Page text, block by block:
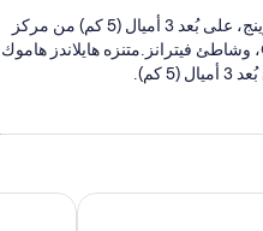
توجد إقامة الكوخ هذه في سيبرينج، على بُعد 3 أميال (5 كم) من مركز
ليكشور التجاري، وGame Time، وشاطئ فيترانز.متنزه هايلاندز هاموك
هايفن باي آيتش جي هوليداي